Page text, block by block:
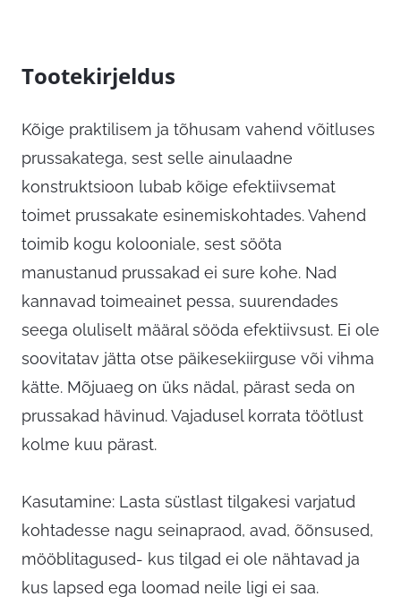
Tootekirjeldus
Kõige praktilisem ja tõhusam vahend võitluses
prussakatega, sest selle ainulaadne
konstruktsioon lubab kõige efektiivsemat
toimet prussakate esinemiskohtades. Vahend
toimib kogu kolooniale, sest sööta
manustanud prussakad ei sure kohe. Nad
kannavad toimeainet pessa, suurendades
seega oluliselt määral sööda efektiivsust. Ei ole
soovitatav jätta otse päikesekiirguse või vihma
kätte. Mõjuaeg on üks nädal, pärast seda on
prussakad hävinud. Vajadusel korrata töötlust
kolme kuu pärast.
Kasutamine: Lasta süstlast tilgakesi varjatud
kohtadesse nagu seinapraod, avad, õõnsused,
mööblitagused- kus tilgad ei ole nähtavad ja
kus lapsed ega loomad neile ligi ei saa.